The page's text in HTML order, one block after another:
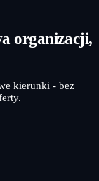
organizacji,
kierunki - bez